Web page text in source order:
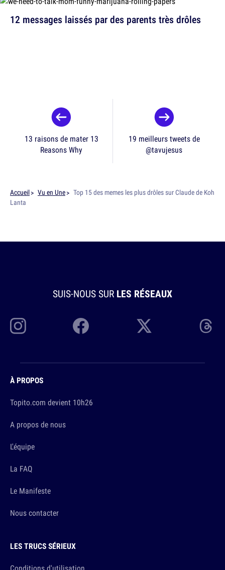
12 messages laissés par des parents très drôles
13 raisons de mater 13
Reasons Why
19 meilleurs tweets de
@tavujesus
Accueil Vu en Une
Top 15 des memes les plus drôles sur Claude de Koh
Lanta
SUIS-NOUS SUR LES RÉSEAUX
À PROPOS
Topito.com devient 10h26
A propos de nous
L'équipe
La FAQ
Le Manifeste
Nous contacter
LES TRUCS SÉRIEUX